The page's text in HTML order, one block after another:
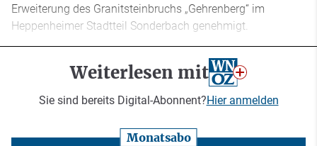
Erweiterung des Granitsteinbruchs „Gehrenberg“ im
Heppenheimer Stadtteil Sonderbach genehmigt.
Weiterlesen mit
Sie sind bereits Digital-Abonnent?Hier anmelden
Monatsabo